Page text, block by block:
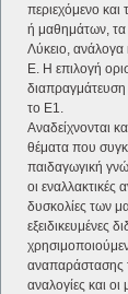
περιεχόμενο
ή μαθημάτων, τα
Λύκειο,
Ε. Η επιλογή
το Ε1.
Αναδείχνονται
θέματα που
παιδαγωγική
οι εναλλακτικές
δυσκολίες των
εξειδικευμένες
αναπαράστασης
αναλογίες και